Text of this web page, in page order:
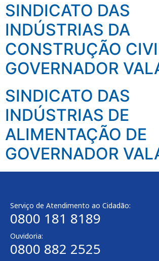
SINDICATO DAS
INDÚSTRIAS DA
CONSTRUÇÃO
GOVERNADOR
SINDICATO DAS
INDÚSTRIAS DE
ALIMENTAÇÃO DE
GOVERNADOR
Serviço de Atendimento ao Cidadão:
0800 181 8189
Ouvidoria:
0800 882 2525​